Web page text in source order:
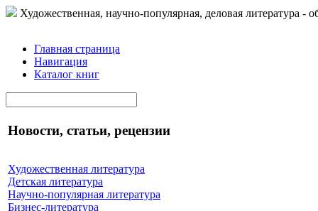
Художественная, научно-популярная, деловая литература -
Главная страница
Навигация
Каталог книг
Новости, статьи, рецензии
Художественная литература
Детская литература
Научно-популярная литература
Бизнес-литература